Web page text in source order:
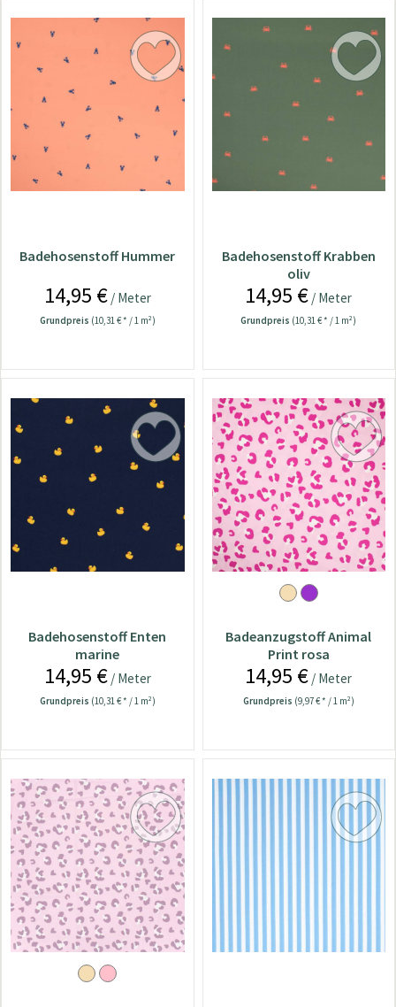
Badehosenstoff Hummer
14,95 €/ Meter
Grundpreis (10,31 € * / 1 m²)
Badehosenstoff Krabben
oliv
14,95 € / Meter
Grundpreis (10,31 € * / 1 m²)
Badehosenstoff Enten
marine
14,95 €/ Meter
Grundpreis (10,31 € * / 1 m²)
Badeanzugstoff Animal
Print rosa
14,95 € / Meter
Grundpreis (9,97 € * / 1 m²)